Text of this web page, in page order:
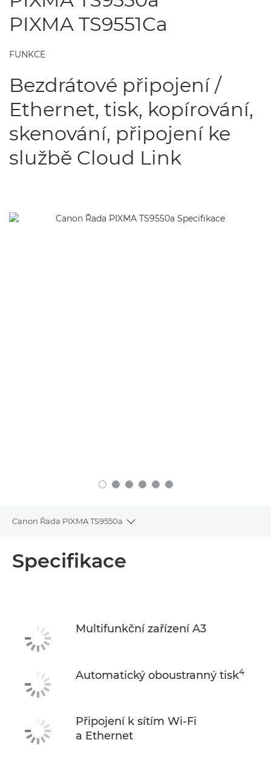
PIXMA TS9551Ca
FUNKCE
Bezdrátové připojení /
Ethernet, tisk, kopírování,
skenování, připojení ke
službě Cloud Link
Canon Řada PIXMA TS9550a
Toggle breadcrumbs
Specifikace
Multifunkční zařízení A3
Automatický oboustranný tisk4
Připojení k sítím Wi-Fi
a Ethernet